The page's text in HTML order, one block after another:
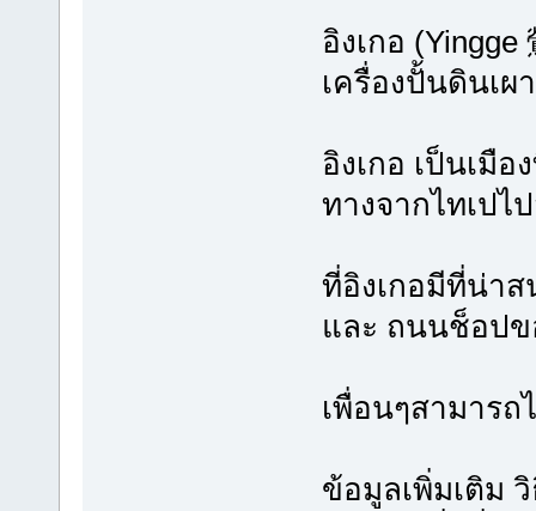
อิงเกอ
เครื่องปั้นดินเผ
อิงเกอ เป็นเมื
ทางจากไทเปไ
ที่อิงเกอมีที่น่า
และ ถนนช็อปข
เพื่อนๆสามารถ
ข้อมูลเพิ่มเติม